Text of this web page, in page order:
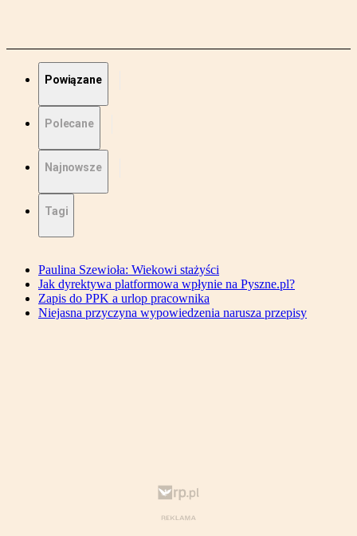
Powiązane
Polecane
Najnowsze
Tagi
Paulina Szewioła: Wiekowi stażyści
Jak dyrektywa platformowa wpłynie na Pyszne.pl?
Zapis do PPK a urlop pracownika
Niejasna przyczyna wypowiedzenia narusza przepisy